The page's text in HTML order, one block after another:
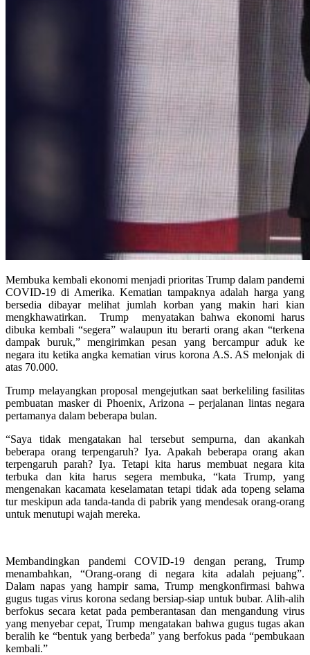
Membuka kembali ekonomi menjadi prioritas Trump dalam pandemi
COVID-19 di Amerika. Kematian tampaknya adalah harga yang
bersedia dibayar melihat jumlah korban yang makin hari kian
mengkhawatirkan. Trump menyatakan bahwa ekonomi harus
dibuka kembali “segera” walaupun itu berarti orang akan “terkena
dampak buruk,” mengirimkan pesan yang bercampur aduk ke
negara itu ketika angka kematian virus korona A.S. AS melonjak di
atas 70.000.
Trump melayangkan proposal mengejutkan saat berkeliling fasilitas
pembuatan masker di Phoenix, Arizona – perjalanan lintas negara
pertamanya dalam beberapa bulan.
“Saya tidak mengatakan hal tersebut sempurna, dan akankah
beberapa orang terpengaruh? Iya. Apakah beberapa orang akan
terpengaruh parah? Iya. Tetapi kita harus membuat negara kita
terbuka dan kita harus segera membuka, “kata Trump, yang
mengenakan kacamata keselamatan tetapi tidak ada topeng selama
tur meskipun ada tanda-tanda di pabrik yang mendesak orang-orang
untuk menutupi wajah mereka.
Membandingkan pandemi COVID-19 dengan perang, Trump
menambahkan, “Orang-orang di negara kita adalah pejuang”.
Dalam napas yang hampir sama, Trump mengkonfirmasi bahwa
gugus tugas virus korona sedang bersiap-siap untuk bubar. Alih-alih
berfokus secara ketat pada pemberantasan dan mengandung virus
yang menyebar cepat, Trump mengatakan bahwa gugus tugas akan
beralih ke “bentuk yang berbeda” yang berfokus pada “pembukaan
kembali.”